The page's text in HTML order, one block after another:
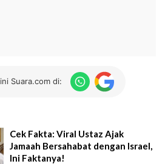
Suara.com di:
Cek Fakta: Viral Ustaz Ajak
Jamaah Bersahabat dengan Israel,
Ini Faktanya!